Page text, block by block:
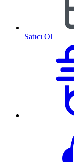
Satıcı Ol